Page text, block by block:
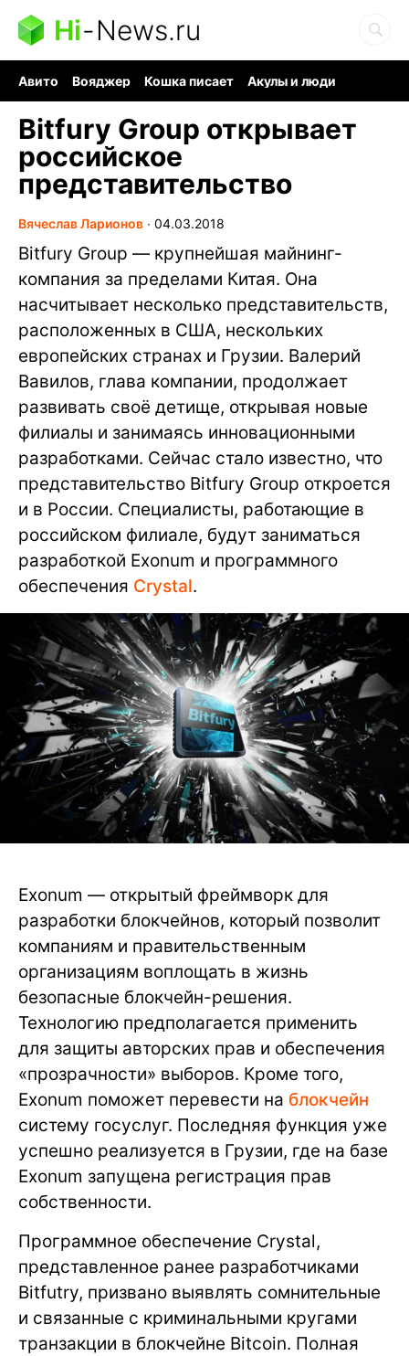
Hi-News.ru
Авито Вояджер Кошка писает
Акулы и люди
Bitfury Group открывает
российское
представительство
Вячеслав Ларионов ∙ 04.03.2018
Bitfury Group — крупнейшая майнинг-
компания за пределами Китая. Она
насчитывает несколько представительств,
расположенных в США, нескольких
европейских странах и Грузии. Валерий
Вавилов, глава компании, продолжает
развивать своё детище, открывая новые
филиалы и занимаясь инновационными
разработками. Сейчас стало известно, что
представительство Bitfury Group откроется
и в России. Специалисты, работающие в
российском филиале, будут заниматься
разработкой Exonum и программного
обеспечения Crystal.
Exonum — открытый фреймворк для
разработки блокчейнов, который позволит
компаниям и правительственным
организациям воплощать в жизнь
безопасные блокчейн-решения.
Технологию предполагается применить
для защиты авторских прав и обеспечения
«прозрачности» выборов. Кроме того,
Exonum поможет перевести на блокчейн
систему госуслуг. Последняя функция уже
успешно реализуется в Грузии, где на базе
Exonum запущена регистрация прав
собственности.
Программное обеспечение Crystal,
представленное ранее разработчиками
Bitfutry, призвано выявлять сомнительные
и связанные с криминальными кругами
транзакции в блокчейне Bitcoin. Полная